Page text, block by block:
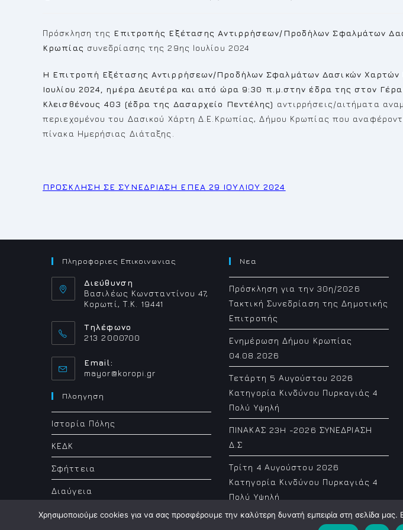
Πρόσκληση της Επιτροπής Εξέτασης Αντιρρήσεων/Προδήλων Σφαλμάτων
Κρωπίας συνεδρίασης της 29ης Ιουλίου 2024
Η Επιτροπή Εξέτασης Αντιρρήσεων/Προδήλων Σφαλμάτων Δασικών Χαρτών
Ιουλίου 2024, ημέρα Δευτέρα και από ώρα 9:30 π.μ.στην έδρα της στον
Κλεισθένους 403 (έδρα της Δασαρχείο Πεντέλης) αντιρρήσεις/αιτήματα
περιεχομένου του Δασικού Χάρτη Δ.Ε.Κρωπίας, Δήμου Κρωπίας που
πίνακα Ημερήσιας Διάταξης.
ΠΡΟΣΚΛΗΣΗ ΣΕ ΣΥΝΕΔΡΙΑΣΗ ΕΠΕΑ 29 ΙΟΥΛΙΟΥ 2024
Πληροφοριες Επικοινωνιας
Διεύθυνση
Βασιλέως Κωνσταντίνου 47,
Κορωπί, Τ.Κ. 19441
Τηλέφωνο
213 2000700
Email:
mayor@koropi.gr
Πλοηγηση
Ιστορία Πόλης
ΚΕΔΚ
Σφήττεια
Διαύγεια
Νεα
Πρόσκληση για την 30η/2026
Τακτική Συνεδρίαση της Δημοτικής
Επιτροπής
Ενημέρωση Δήμου Κρωπίας
04.08.2026
Τετάρτη 5 Αυγούστου 2026
Κατηγορία Κινδύνου Πυρκαγιάς 4
Πολύ Υψηλή
ΠΙΝΑΚΑΣ 23H -2026 ΣΥΝΕΔΡΙΑΣΗ
Δ.Σ
Τρίτη 4 Αυγούστου 2026
Κατηγορία Κινδύνου Πυρκαγιάς 4
Πολύ Υψηλή
Χρησιμοποιούμε cookies για να σας προσφέρουμε την καλύτερη δυνατή εμπειρία στη σελίδα